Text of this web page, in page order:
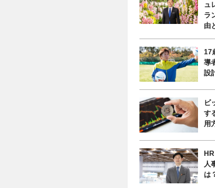
ュ
ラ
由
17
導
設
ビ
す
用
人
は